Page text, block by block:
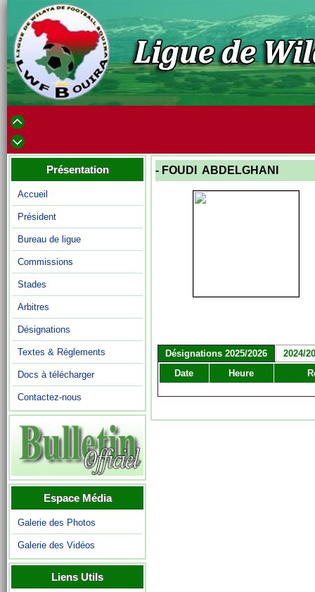
Présentation
Accueil
Président
Bureau de ligue
Commissions
Stades
Arbitres
Désignations
Textes & Réglements
Docs à télécharger
Contactez-nous
Espace Média
Galerie des Photos
Galerie des Vidéos
Liens Utils
- FOUDI ABDELGHANI
Désignations 2025/2026
2024/
Date
Heure